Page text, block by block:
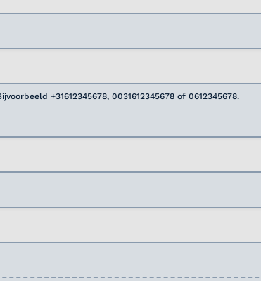
+31612345678, 0031612345678 of 0612345678.